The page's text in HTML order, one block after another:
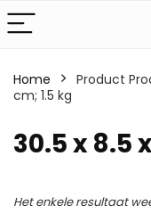
Home Product
cm; 1.5 kg
‎30.5 x 8.5
Het enkele resultaat